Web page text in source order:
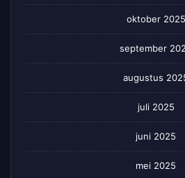
oktober 2025
september
augustus
juli 2025
juni 2025
mei 2025